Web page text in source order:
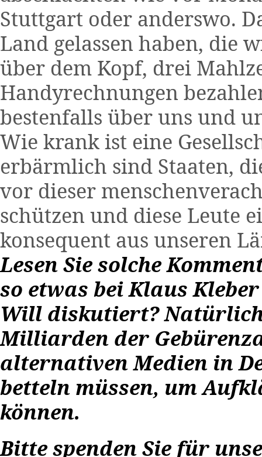
Stuttgart oder anderswo.
Land gelassen haben, die
über dem Kopf, drei
Handyrechnungen
bestenfalls über uns und
Wie krank ist eine
erbärmlich sind Staaten,
vor dieser
schützen und diese Leute
konsequent aus unseren
Lesen Sie solche
so etwas bei Klaus
Will diskutiert?
Milliarden der
alternativen Medien in
betteln müssen, um
können.
Bitte spenden Sie für